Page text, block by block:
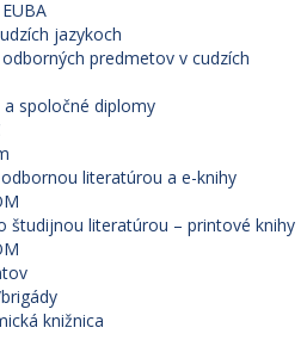
jazykoch
predmetov v cudzích
spoločné diplomy
literatúrou a e-knihy
študijnou literatúrou – printové knihy
knižnica